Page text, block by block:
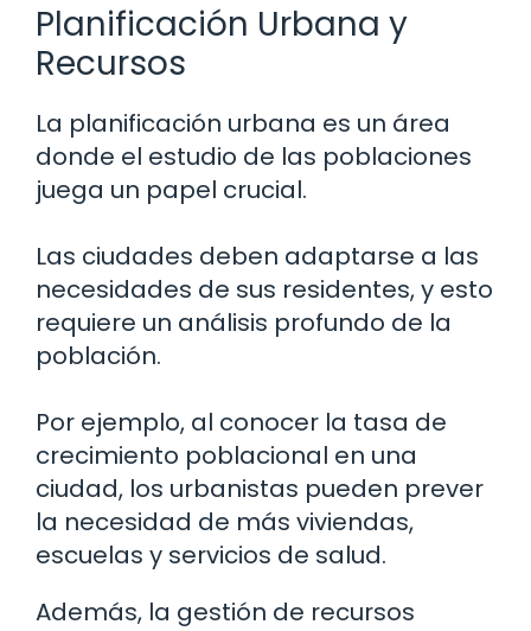
Planificación Urbana y
Recursos
La planificación urbana es un área
donde el estudio de las poblaciones
juega un papel crucial.
Las ciudades deben adaptarse a las
necesidades de sus residentes, y esto
requiere un análisis profundo de la
población.
Por ejemplo, al conocer la tasa de
crecimiento poblacional en una
ciudad, los urbanistas pueden prever
la necesidad de más viviendas,
escuelas y servicios de salud.
Además, la gestión de recursos